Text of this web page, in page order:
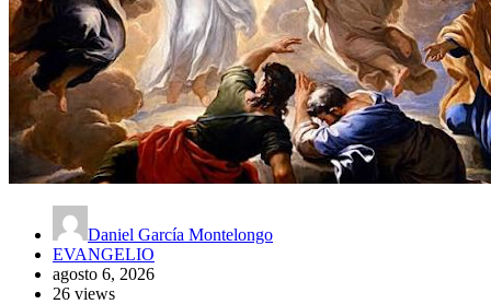
Daniel García Montelongo
EVANGELIO
agosto 6, 2026
26 views